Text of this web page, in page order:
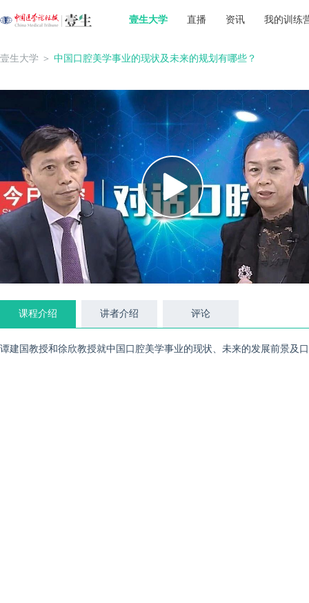
壹生大学 直播 资讯 我的训练
壹生大学 ＞ 中国口腔美学事业的现状及未来的规划有哪些？
课程介绍 讲者介绍 评论
谭建国教授和徐欣教授就中国口腔美学事业的现状、未来的发展前景及